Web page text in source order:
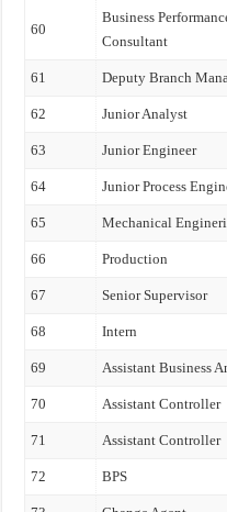
60
Business
Consultant
61 Deputy Branch
62 Junior Analyst
63 Junior Engineer
64 Junior Process
65 Mechanical
66 Production
67 Senior Supervisor
68 Intern
69 Assistant Business
70 Assistant Controller
71 Assistant Controller
72 BPS